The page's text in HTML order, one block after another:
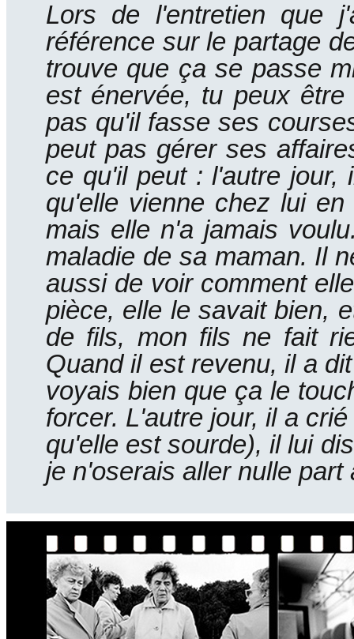
Lors de l'entretien que
référence sur le partage
trouve que ça se passe
est énervée, tu peux
pas qu'il fasse ses
peut pas gérer ses
ce qu'il peut : l'autre jour,
qu'elle vienne chez lui
mais elle n'a jamais
maladie de sa maman. Il
aussi de voir comment
pièce, elle le savait bien,
de fils, mon fils ne fait
Quand il est revenu, il a
voyais bien que ça le
forcer. L'autre jour, il a
qu'elle est sourde), il lui
je n'oserais aller nulle part